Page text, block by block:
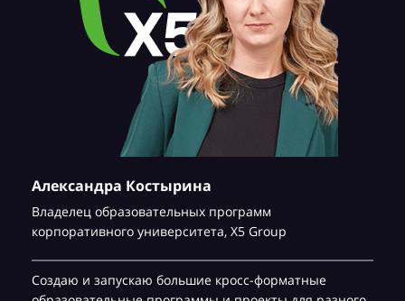
Александра Костырина
Владелец образовательных программ
корпоративного университета, Х5 Group
Создаю и запускаю большие кросс-форматные